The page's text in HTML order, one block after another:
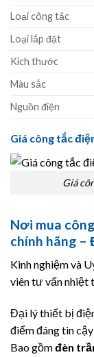
Loại công tắc
Loại lắp đặt
Kích thước
Màu sắc
Nguồn điện
Giá công tắc
Giá
Nơi mua
chính hãng –
Kinh nghiệm và
viên tư vấn nhiệt
Đại lý thiết bị
điểm đáng tin
Bao gồmđèn